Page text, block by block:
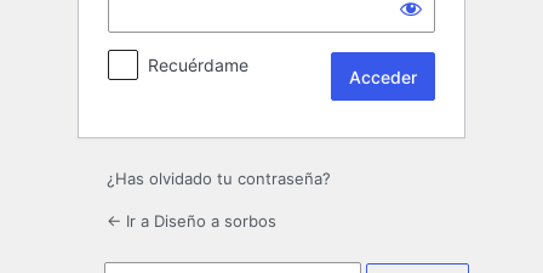
Recuérdame
¿Has olvidado tu contraseña?
← Ir a Diseño a sorbos